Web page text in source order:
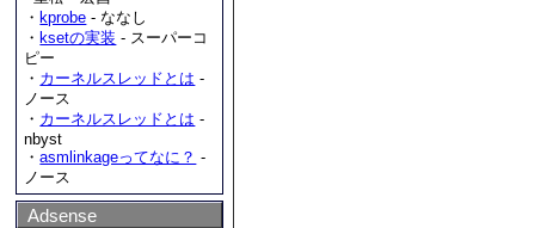
・ kprobe - ななし
・ ksetの実装 - スーパーコ
ピー
・ カーネルスレッドとは -
ノース
・ カーネルスレッドとは -
nbyst
・asmlinkageってなに？ -
ノース
Adsense